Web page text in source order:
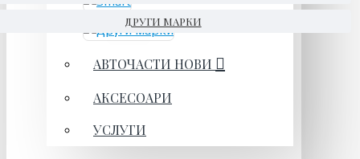
ДРУГИ МАРКИ
АВТОЧАСТИ НОВИ
АКСЕСОАРИ
УСЛУГИ